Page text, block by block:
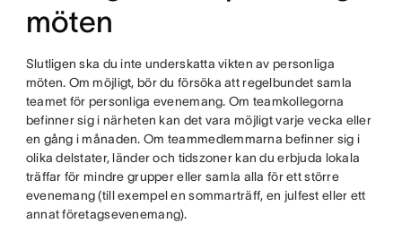
möten
Slutligen ska du inte underskatta vikten av personliga
möten. Om möjligt, bör du försöka att regelbundet samla
teamet för personliga evenemang. Om teamkollegorna
befinner sig i närheten kan det vara möjligt varje vecka eller
en gång i månaden. Om teammedlemmarna befinner sig i
olika delstater, länder och tidszoner kan du erbjuda lokala
träffar för mindre grupper eller samla alla för ett större
evenemang (till exempel en sommarträff, en julfest eller ett
annat företagsevenemang).